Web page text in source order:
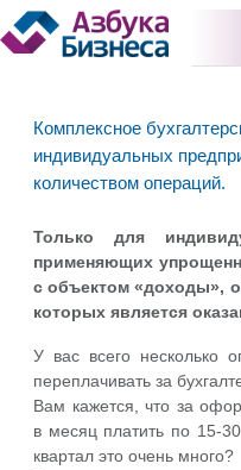
Комплексное
индивидуальных
количеством операций.
Только для
применяющих
с объектом «доходы»,
которых является
У вас всего несколько
переплачивать за
Вам кажется, что за
в месяц платить по 15-
квартал это очень много?